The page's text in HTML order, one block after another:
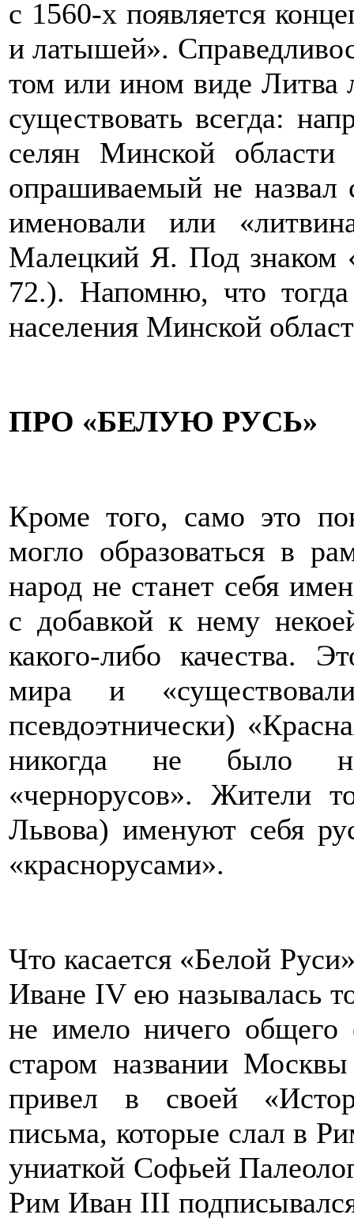
с 1560-х появляется
и латышей».
том или ином виде Литва
существовать всегда:
селян Минской
опрашиваемый не назвал
именовали или
Малецкий Я. Под знаком
72.). Напомню, что
населения Минской
ПРО «БЕЛУЮ РУСЬ»
Кроме того, само это
могло образоваться в
народ не станет себя
с добавкой к нему
какого-либо
мира и
псевдоэтнически)
никогда не было
«чернорусов». Жители
Львова) именуют себя
«краснорусами».
Что касается «Белой
Иване IV ею называлась
не имело ничего
старом названии
привел в своей
письма, которые слал в
униаткой Софьей
Рим Иван III